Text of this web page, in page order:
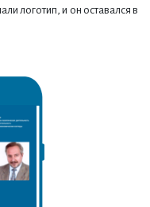
логотип, и он оставался в